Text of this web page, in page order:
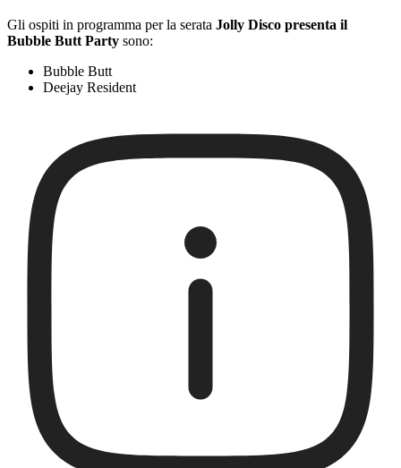
Gli ospiti in programma per la serata Jolly Disco presenta il
Bubble Butt Party sono:
Bubble Butt
Deejay Resident